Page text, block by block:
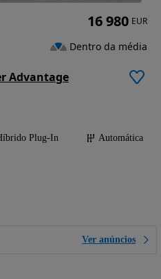
Advantage
Plug-In
Automática
Ver anúncios
16 980 EUR
Dentro da média